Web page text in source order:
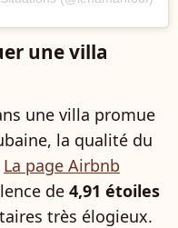
une villa
une villa promue
la qualité du
La page Airbnb
de 4,91 étoiles
très élogieux.